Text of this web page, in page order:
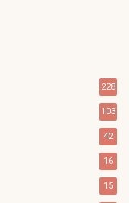
228
103
42
16
15